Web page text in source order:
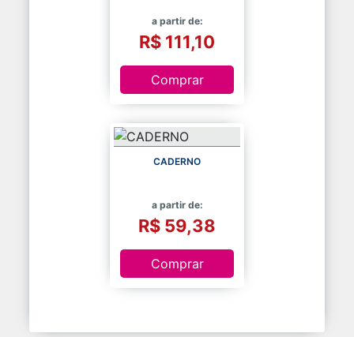
a partir de:
R$ 111,10
Comprar
CADERNO
a partir de:
R$ 59,38
Comprar